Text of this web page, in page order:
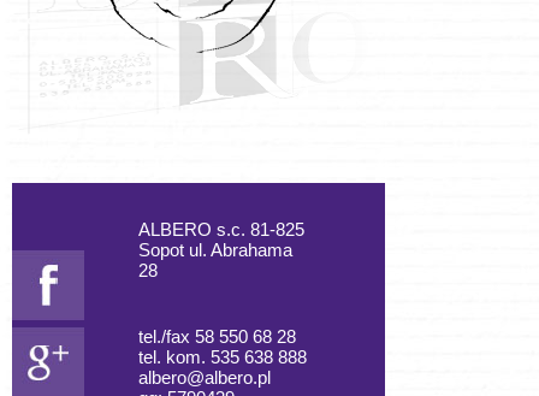
ALBERO s.c. 81-825
Sopot ul. Abrahama
28
tel./fax 58 550 68 28
tel. kom. 535 638 888
albero@albero.pl